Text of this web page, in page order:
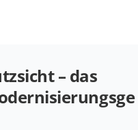
– das